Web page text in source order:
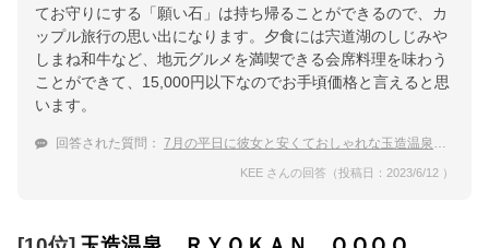
てお守りにする「願い石」は持ち帰ることができるので、カ
ップル旅行の思い出になります。夕食には宍道湖のしじみや
しまね和牛など、地元グルメを満喫できる会席料理を味わう
ことができて、15,000円以下なのでお手頃価格と言えると思
います。
回答された質問： 7月の平日に彼女と安くておしゃれな玉造温泉へ！食事付きで手ごろな宿
KEE さんの回答（投稿日：2023/6/12 ）